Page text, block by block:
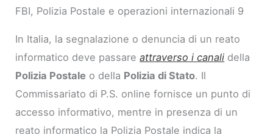
FBI, Polizia Postale e operazioni internazionali 9
In Italia, la segnalazione o denuncia di un reato
informatico deve passareattraverso i canali della
Polizia Postale o della Polizia di Stato. Il
Commissariato di P.S. online fornisce un punto di
accesso informativo, mentre in presenza di un
reato informatico la Polizia Postale indica la